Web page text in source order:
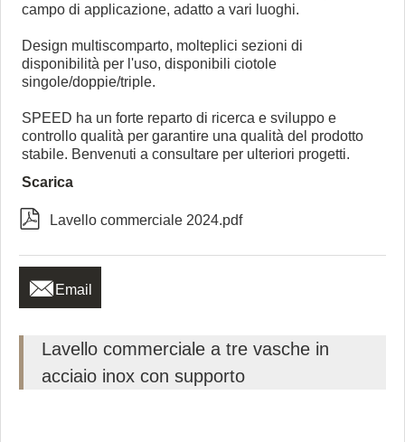
campo di applicazione, adatto a vari luoghi.
Design multiscomparto, molteplici sezioni di
disponibilità per l'uso, disponibili ciotole
singole/doppie/triple.
SPEED ha un forte reparto di ricerca e sviluppo e
controllo qualità per garantire una qualità del prodotto
stabile. Benvenuti a consultare per ulteriori progetti.
Scarica
 Lavello commerciale 2024.pdf
 Email
Lavello commerciale a tre vasche in
acciaio inox con supporto